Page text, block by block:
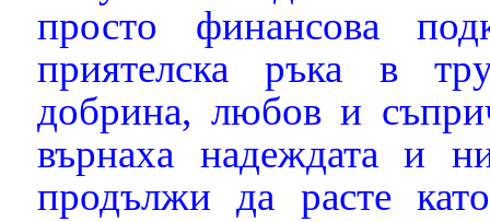
просто финансова
приятелска ръка в
добрина, любов и
върнаха надеждата и
продължи да расте